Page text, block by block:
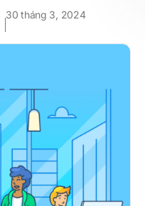
30 tháng 3, 2024